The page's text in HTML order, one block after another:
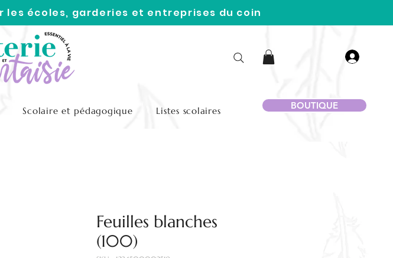
écoles, garderies et entreprises du coin
Scolaire et pédagogique Listes scolaires BOUTIQUE
Feuilles blanches
(100)